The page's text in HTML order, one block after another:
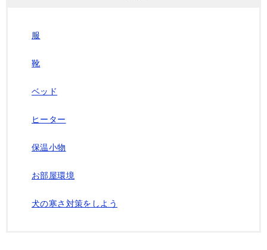
服
靴
ベッド
ヒーター
保温小物
お部屋環境
犬の寒さ対策をしよう